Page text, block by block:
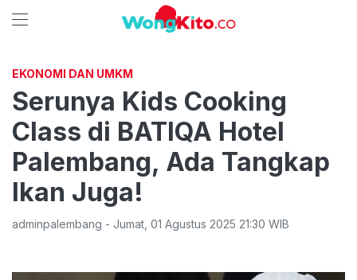
EKONOMI DAN UMKM
Serunya Kids Cooking
Class di BATIQA Hotel
Palembang, Ada Tangkap
Ikan Juga!
adminpalembang - Jumat 01 Agustus 2025 21:30 WIB